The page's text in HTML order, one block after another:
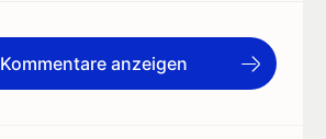
anzeigen